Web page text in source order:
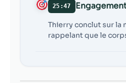
25:47
Thierry conclut sur la
rappelant que le